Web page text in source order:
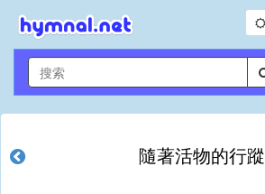
隨著活物的行蹤